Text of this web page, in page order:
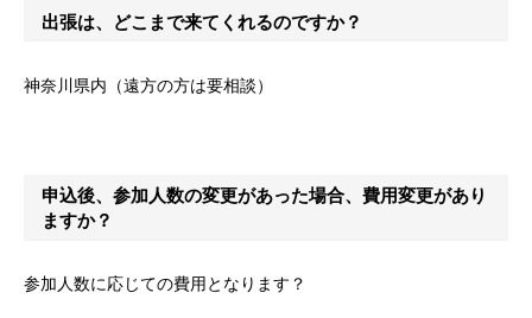
出張は、どこまで来てくれるのですか？
神奈川県内（遠方の方は要相談）
申込後、参加人数の変更があった場合、費用変更があり
ますか？
参加人数に応じての費用となります？